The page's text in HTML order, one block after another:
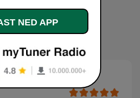
NED APP